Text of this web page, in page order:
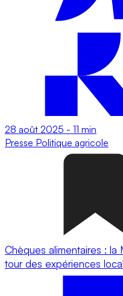
28 août 2025 - 11 min
Presse Politique agricole
Chèques alimentaires : la
tour des expériences